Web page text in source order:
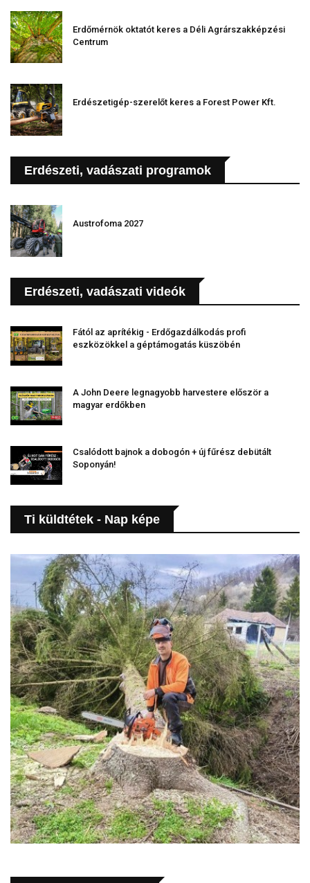
Erdőmérnök oktatót keres a Déli Agrárszakképzési
Centrum
Erdészetigép-szerelőt keres a Forest Power Kft.
Erdészeti, vadászati programok
Austrofoma 2027
Erdészeti, vadászati videók
Fától az aprítékig - Erdőgazdálkodás profi
eszközökkel a géptámogatás küszöbén
A John Deere legnagyobb harvestere először a
magyar erdőkben
Csalódott bajnok a dobogón + új fűrész debütált
Soponyán!
Ti küldtétek - Nap képe